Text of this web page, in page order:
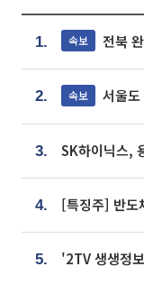
1. 속보 전북
2. 속보 서울
3.
4.
5.